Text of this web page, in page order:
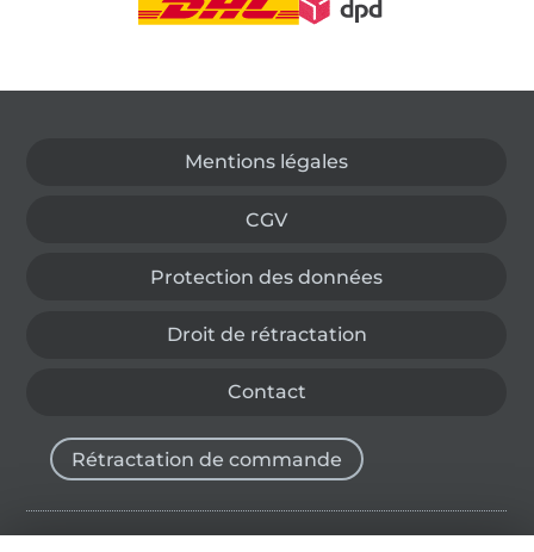
Mentions légales
CGV
Protection des données
Droit de rétractation
Contact
Rétractation de commande